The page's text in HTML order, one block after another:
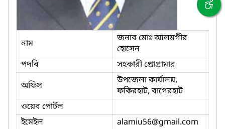
নাম
জনাব মোঃ আলমগীর
হোসেন
পদবি
সহকারী প্রোগ্রামার
অফিস
উপজেলা কার্যালয়,
ফকিরহাট, বাগেরহাট
ওয়েব পোর্টল
ইমেইল
alamiu56@gmail.com